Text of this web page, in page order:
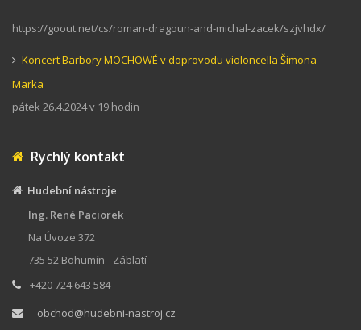
https://goout.net/cs/roman-dragoun-and-michal-zacek/szjvhdx/
Koncert Barbory MOCHOWÉ v doprovodu violoncella Šimona
Marka
pátek 26.4.2024 v 19 hodin
Rychlý kontakt
Hudební nástroje
Ing. René Paciorek
Na Úvoze 372
735 52 Bohumín - Záblatí
+420 724 643 584
obchod@hudebni-nastroj.cz